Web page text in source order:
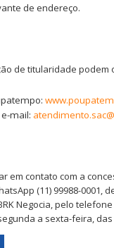
de endereço.
de titularidade podem
mail:
em contato com a
(11) 99988-0001,
Negocia, pelo
a sexta-feira, das